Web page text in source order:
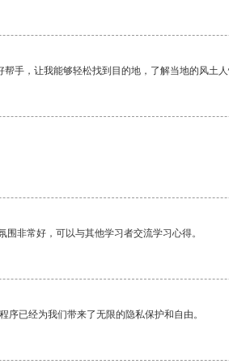
帮手，让我能够轻松找到目的地，了解当地的风土
围非常好，可以与其他学习者交流学习心得。
序已经为我们带来了无限的隐私保护和自由。